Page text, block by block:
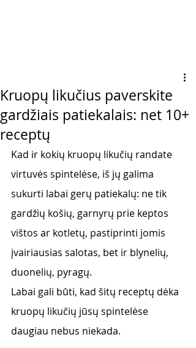
Kruopų likučius paverskite
gardžiais patiekalais: net 10+
receptų
Kad ir kokių kruopų likučių randate
virtuvės spintelėse, iš jų galima
sukurti labai gerų patiekalų: ne tik
gardžių košių, garnyrų prie keptos
vištos ar kotletų, pastiprinti jomis
įvairiausias salotas, bet ir blynelių,
duonelių, pyragų.
Labai gali būti, kad šitų receptų dėka
kruopų likučių jūsų spintelėse
daugiau nebus niekada.